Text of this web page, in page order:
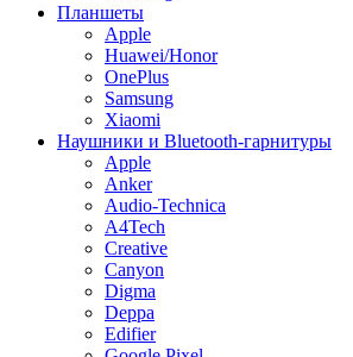
Планшеты
Apple
Huawei/Honor
OnePlus
Samsung
Xiaomi
Наушники и Bluetooth-гарнитуры
Apple
Anker
Audio-Technica
A4Tech
Creative
Canyon
Digma
Deppa
Edifier